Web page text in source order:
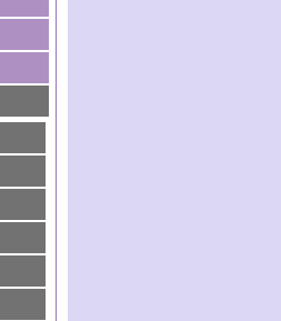
現す
る研
性子
した
反応
・機
のた
たて
たて
した
京都
子変
開
電解
オン
ンな
研究
マイ
工学
ロセ
ンに
研究
触媒
物変
車排
成
前線
学的
東京
めの
応プ
用
先端
す触
た触
研究
の新
におけ
術
究動
にお
最近